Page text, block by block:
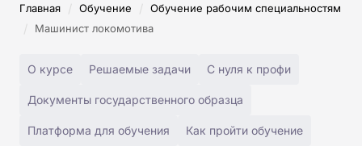
Главная / Обучение / Обучение рабочим специальностям
/ Машинист локомотива
О курсе Решаемые задачи С нуля к профи
Документы государственного образца
Платформа для обучения Как пройти обучение